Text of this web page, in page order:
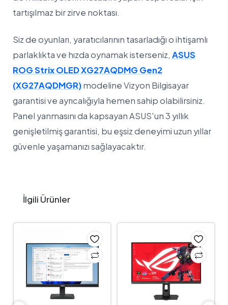
tartışılmaz bir zirve noktası.
Siz de oyunları, yaratıcılarının tasarladığı o ihtişamlı
parlaklıkta ve hızda oynamak isterseniz, ASUS
ROG Strix OLED XG27AQDMG Gen2
(XG27AQDMGR)modeline Vizyon Bilgisayar
garantisi ve ayrıcalığıyla hemen sahip olabilirsiniz.
Panel yanmasını da kapsayan ASUS'un 3 yıllık
genişletilmiş garantisi, bu eşsiz deneyimi uzun yıllar
güvenle yaşamanızı sağlayacaktır.
İlgili Ürünler